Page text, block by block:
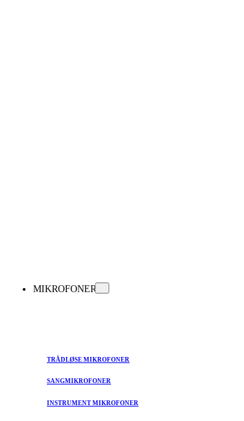
MIKROFONER
TRÅDLØSE MIKROFONER
SANGMIKROFONER
INSTRUMENT MIKROFONER